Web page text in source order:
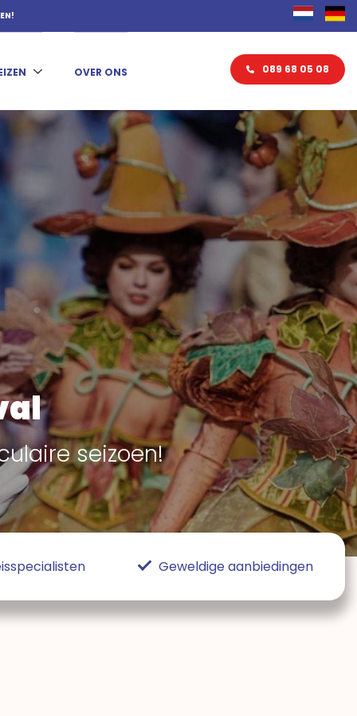
OVER ONS 089 68 05 08
seizoen!
Geweldige aanbiedingen